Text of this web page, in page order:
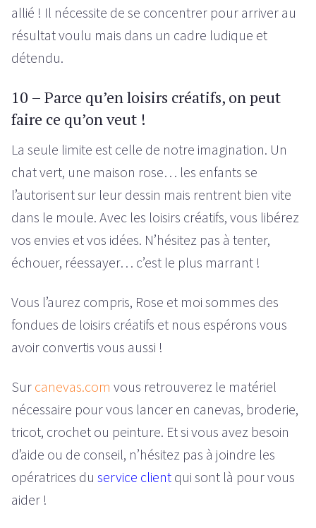
allié ! Il nécessite de se concentrer pour arriver au
résultat voulu mais dans un cadre ludique et
détendu.
10 – Parce qu’en loisirs créatifs, on peut
faire ce qu’on veut !
La seule limite est celle de notre imagination. Un
chat vert, une maison rose… les enfants se
l’autorisent sur leur dessin mais rentrent bien vite
dans le moule. Avec les loisirs créatifs, vous libérez
vos envies et vos idées. N’hésitez pas à tenter,
échouer, réessayer… c’est le plus marrant !
Vous l’aurez compris, Rose et moi sommes des
fondues de loisirs créatifs et nous espérons vous
avoir convertis vous aussi !
Sur canevas.com vous retrouverez le matériel
nécessaire pour vous lancer en canevas, broderie,
tricot, crochet ou peinture. Et si vous avez besoin
d’aide ou de conseil, n’hésitez pas à joindre les
opératrices du service clientqui sont là pour vous
aider !